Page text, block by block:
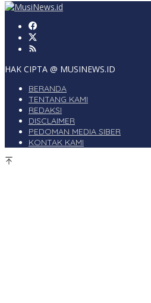
HAK CIPTA @ MUSINEWS.ID
BERANDA
TENTANG KAMI
REDAKSI
DISCLAIMER
PEDOMAN MEDIA SIBER
KONTAK KAMI